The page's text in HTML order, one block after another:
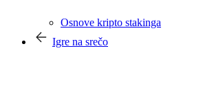
Osnove kripto stakinga
Igre na srečo